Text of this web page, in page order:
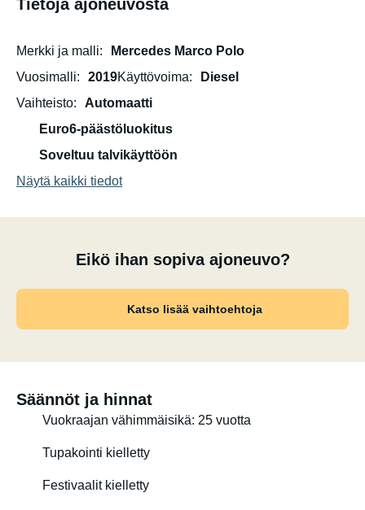
Tietoja ajoneuvosta
Merkki ja malli
Mercedes Marco Polo
Vuosimalli
2019Käyttövoima
Diesel
Vaihteisto
Automaatti
Euro6-päästöluokitus
Soveltuu talvikäyttöön
Näytä kaikki tiedot
Eikö ihan sopiva ajoneuvo?
Katso lisää vaihtoehtoja
Säännöt ja hinnat
Vuokraajan vähimmäisikä: 25 vuotta
Tupakointi kielletty
Festivaalit kielletty